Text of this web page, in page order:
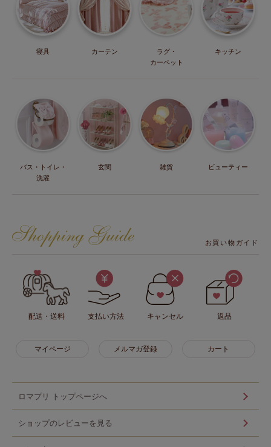
寝具 カーテン
ラグ・
カーペット
キッチン
バス・トイレ・
洗濯
玄関 雑貨 ビューティー
お買い物ガイド
配送・送料 支払い方法 キャンセル 返品
マイページ メルマガ登録 カート
ロマプリ トップページへ
ショップのレビューを見る